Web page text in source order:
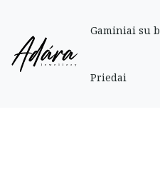
Gaminiai su
Priedai
Pradinis Parduotuve » Auksiniai